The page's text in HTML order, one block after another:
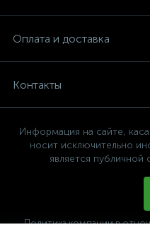
Оплата и доставка
Контакты
Информация на сайте,
носит исключительно
является
Политика компании в